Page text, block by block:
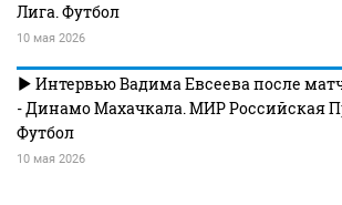
Лига. Футбол
10 мая 2026
Интервью Вадима Евсеева после
- Динамо Махачкала. МИР Российская
Футбол
10 мая 2026